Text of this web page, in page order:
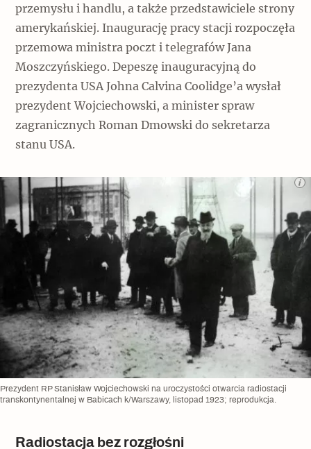
przemysłu i handlu, a także przedstawiciele strony
amerykańskiej. Inaugurację pracy stacji rozpoczęła
przemowa ministra poczt i telegrafów Jana
Moszczyńskiego. Depeszę inauguracyjną do
prezydenta USA Johna Calvina Coolidge’a wysłał
prezydent Wojciechowski, a minister spraw
zagranicznych Roman Dmowski do sekretarza
stanu USA.
Prezydent RP Stanisław Wojciechowski na uroczystości otwarcia radiostacji
transkontynentalnej w Babicach k/Warszawy, listopad 1923; reprodukcja.
Radiostacja bez rozgłośni